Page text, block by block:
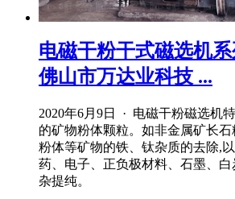
电磁干粉干式磁选机
佛山市万达业科技 ...
2020年6月9日 · 电磁干粉磁选机
的矿物粉体颗粒。如非金属矿长
粉体等矿物的铁、钛杂质的去除,
药、电子、正负极材料、石墨、
杂提纯。